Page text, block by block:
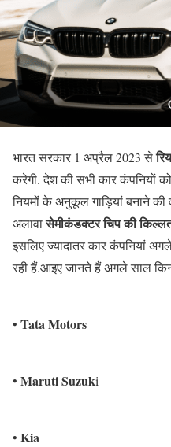
भारत सरकार 1 अप्रैल 2023 से
करेगी. देश की सभी कार कंपनियों
नियमों के अनुकूल गाड़ियां बनाने
अलावासेमीकंडक्टर चिप की
इसलिए ज्यादातर कार कंपनियां
रही हैं.आइए जानते हैं अगले साल
• Tata Motors
• Maruti Suzuki
• Kia